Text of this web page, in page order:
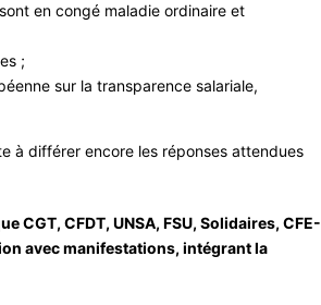
en congé maladie ordinaire et
;
sur la transparence salariale,
à différer encore les réponses attendues
CFDT, UNSA, FSU, Solidaires, CFE-
avec manifestations, intégrant la